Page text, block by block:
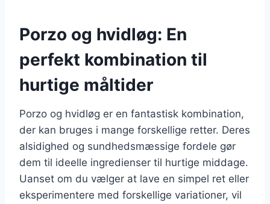
Porzo og hvidløg: En
perfekt kombination til
hurtige måltider
Porzo og hvidløg er en fantastisk kombination,
der kan bruges i mange forskellige retter. Deres
alsidighed og sundhedsmæssige fordele gør
dem til ideelle ingredienser til hurtige middage.
Uanset om du vælger at lave en simpel ret eller
eksperimentere med forskellige variationer, vil